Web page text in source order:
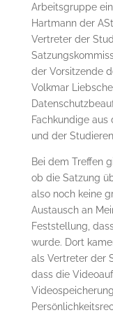
Arbeitsgruppe
Hartmann der
Vertreter der
der Vorsitzende
Volkmar
Fachkundige
und der
Bei dem Treffen
ob die Satzung
also noch keine
Austausch an
Feststellung,
wurde. Dort
als Vertreter der
dass die